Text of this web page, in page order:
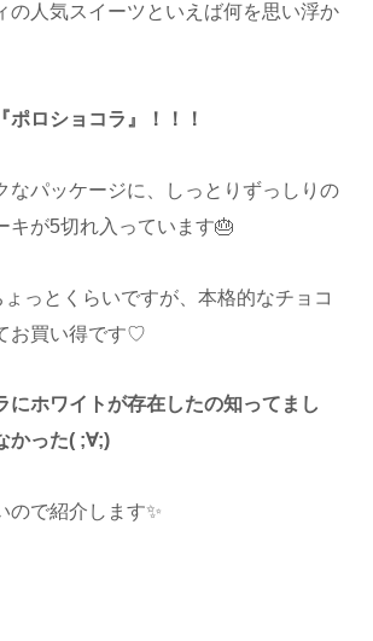
の人気スイーツといえば何を思い浮か
ポロショコラ』！！！
なパッケージに、しっとりずっしりの
キが5切れ入っています🎂
っとくらいですが、本格的なチョコ
お買い得です♡
にホワイトが存在したの知ってまし
かった( ;∀;)
ので紹介します✨